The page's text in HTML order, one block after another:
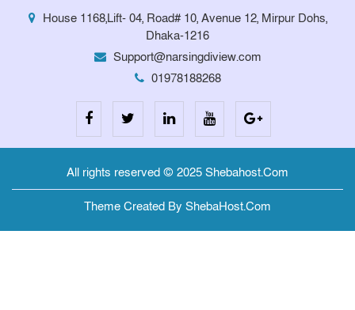
House 1168,Lift- 04, Road# 10, Avenue 12, Mirpur Dohs,
Dhaka-1216
Support@narsingdiview.com
01978188268
All rights reserved © 2025 Shebahost.Com
Theme Created By ShebaHost.Com